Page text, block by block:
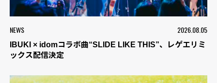
NEWS 2026.08.05
IBUKI × idomコラボ曲“SLIDE LIKE THIS”、レゲエリミ
ックス配信決定